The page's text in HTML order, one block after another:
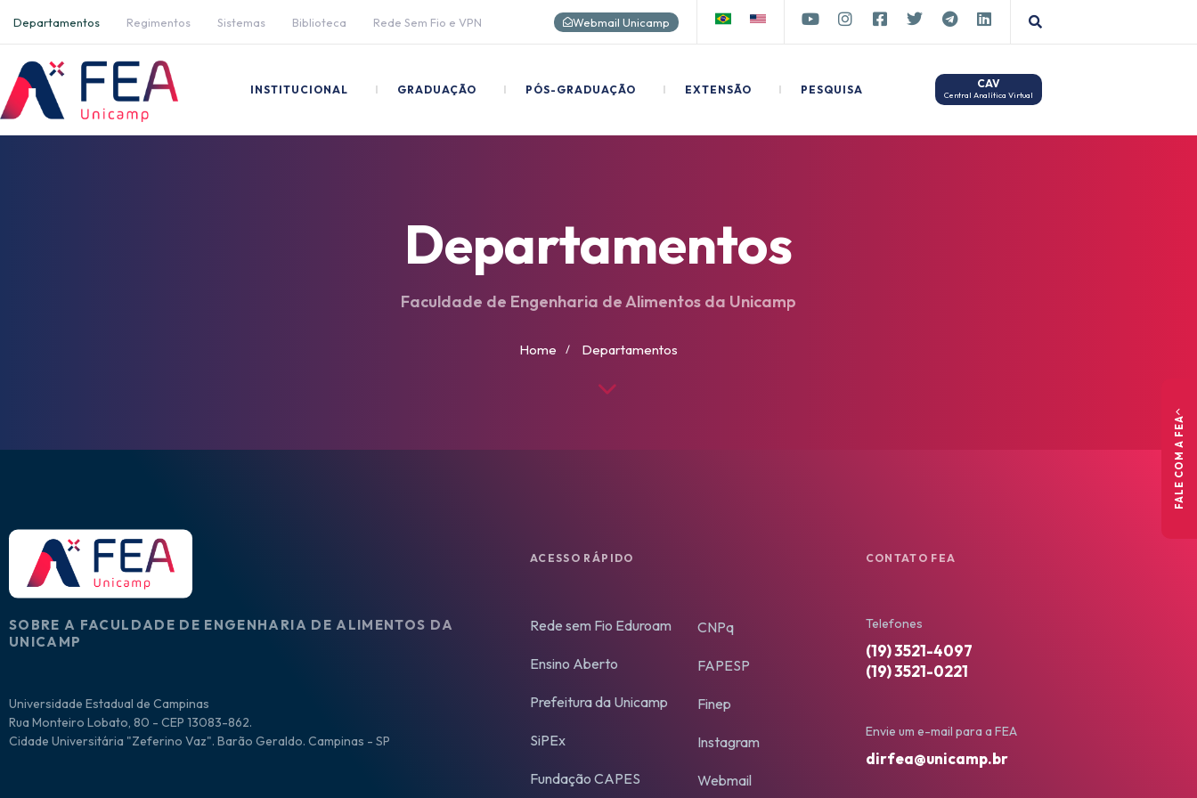
Departamentos Regimentos Sistemas Biblioteca Rede Sem Fio e VPN Webmail Unicamp
INSTITUCIONAL I GRADUAÇÃO I PÓS-GRADUAÇÃO I EXTENSÃO I PESQUISA CAV
Central Analítica Virtual
FALE COM A FEA
Departamentos
Faculdade de Engenharia de Alimentos da Unicamp
Home Departamentos
SOBRE A FACULDADE DE ENGENHARIA DE ALIMENTOS DA
UNICAMP
Universidade Estadual de Campinas
Rua Monteiro Lobato, 80 - CEP 13083-862.
Cidade Universitária "Zeferino Vaz". Barão Geraldo. Campinas - SP
ACESSO RÁPIDO
Rede sem Fio Eduroam
Ensino Aberto
Prefeitura da Unicamp
SiPEx
Fundação CAPES
CNPq
FAPESP
Finep
Instagram
Webmail
CONTATO FEA
Telefones
(19) 3521-4097
(19) 3521-0221
Envie um e-mail para a FEA
dirfea@unicamp.br